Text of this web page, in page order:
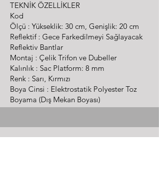
TEKNİK ÖZELLİKLER
Kod
Ölçü : Yükseklik: 30 cm, Genişlik: 20 cm
Reflektif : Gece Farkedilmeyi Sağlayacak
Reflektiv Bantlar
Montaj : Çelik Trifon ve Dubeller
Kalınlık : Sac Platform: 8 mm
Renk : Sarı, Kırmızı
Boya Cinsi : Elektrostatik Polyester Toz
Boyama (Dış Mekan Boyası)